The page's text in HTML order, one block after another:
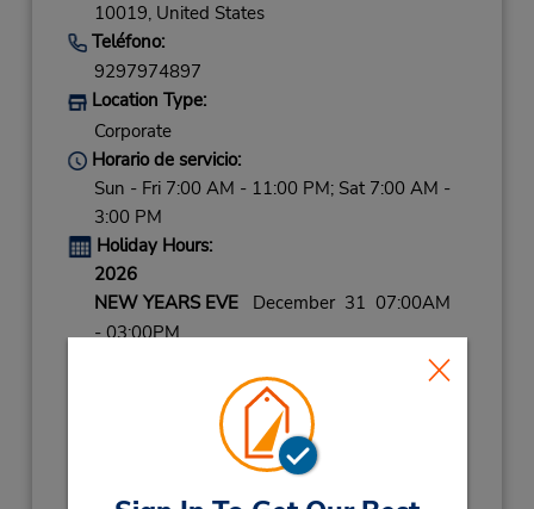
10019, United States
Teléfono:
9297974897
Location Type:
Corporate
Horario de servicio:
Sun - Fri 7:00 AM - 11:00 PM; Sat 7:00 AM -
3:00 PM
Holiday Hours:
2026
NEW YEARS EVEDecember 31 07:00AM
- 03:00PM
Obtener direcciones